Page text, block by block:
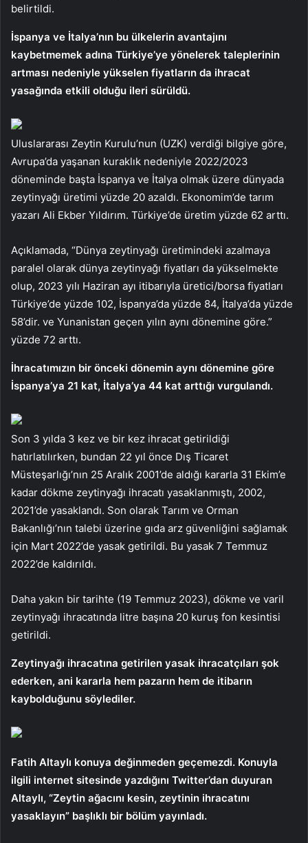
belirtildi.
İspanya ve İtalya’nın bu ülkelerin avantajını
kaybetmemek adına Türkiye’ye yönelerek taleplerinin
artması nedeniyle yükselen fiyatların da ihracat
yasağında etkili olduğu ileri sürüldü.
Uluslararası Zeytin Kurulu’nun (UZK) verdiği bilgiye göre,
Avrupa’da yaşanan kuraklık nedeniyle 2022/2023
döneminde başta İspanya ve İtalya olmak üzere dünyada
zeytinyağı üretimi yüzde 20 azaldı. Ekonomim’de tarım
yazarı Ali Ekber Yıldırım. Türkiye’de üretim yüzde 62 arttı.
Açıklamada, “Dünya zeytinyağı üretimindeki azalmaya
paralel olarak dünya zeytinyağı fiyatları da yükselmekte
olup, 2023 yılı Haziran ayı itibarıyla üretici/borsa fiyatları
Türkiye’de yüzde 102, İspanya’da yüzde 84, İtalya’da yüzde
58’dir. ve Yunanistan geçen yılın aynı dönemine göre.”
yüzde 72 arttı.
İhracatımızın bir önceki dönemin aynı dönemine göre
İspanya’ya 21 kat, İtalya’ya 44 kat arttığı vurgulandı.
Son 3 yılda 3 kez ve bir kez ihracat getirildiği
hatırlatılırken, bundan 22 yıl önce Dış Ticaret
Müsteşarlığı’nın 25 Aralık 2001’de aldığı kararla 31 Ekim’e
kadar dökme zeytinyağı ihracatı yasaklanmıştı, 2002,
2021’de yasaklandı. Son olarak Tarım ve Orman
Bakanlığı’nın talebi üzerine gıda arz güvenliğini sağlamak
için Mart 2022’de yasak getirildi. Bu yasak 7 Temmuz
2022’de kaldırıldı.
Daha yakın bir tarihte (19 Temmuz 2023), dökme ve varil
zeytinyağı ihracatında litre başına 20 kuruş fon kesintisi
getirildi.
Zeytinyağı ihracatına getirilen yasak ihracatçıları şok
ederken, ani kararla hem pazarın hem de itibarın
kaybolduğunu söylediler.
Fatih Altaylı konuya değinmeden geçemezdi. Konuyla
ilgili internet sitesinde yazdığını Twitter’dan duyuran
Altaylı, “Zeytin ağacını kesin, zeytinin ihracatını
yasaklayın” başlıklı bir bölüm yayınladı.